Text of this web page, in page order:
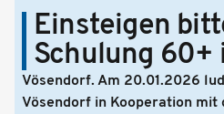
Einsteigen
Schulung 60+
Vösendorf. Am 20.01.2026
Vösendorf in Kooperation mit